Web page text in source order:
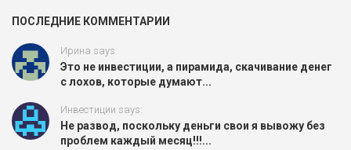
ПОСЛЕДНИЕ КОММЕНТАРИИ
Ирина says:
Это не инвестиции, а пирамида, скачивание денег
с лохов, которые думают...
Инвестиции says:
Не развод, поскольку деньги свои я вывожу без
проблем каждый месяц!!!...